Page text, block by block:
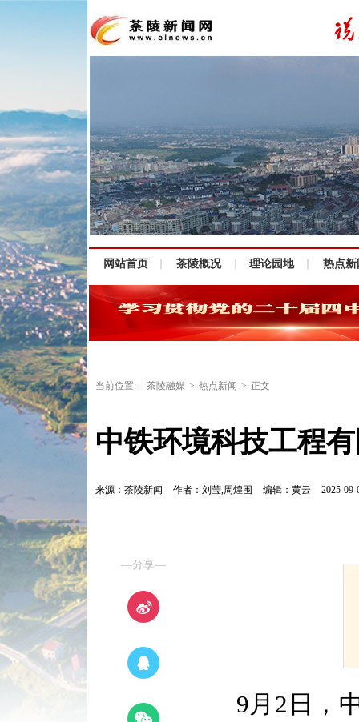
网站首页 茶陵概况 理论园地 热点新
当前位置: 茶陵融媒 > 热点新闻 > 正文
中铁环境科技工程
来源：茶陵新闻 作者：刘莹,周煌围 编辑：黄云 2025-09-
—分享—
9月2日，